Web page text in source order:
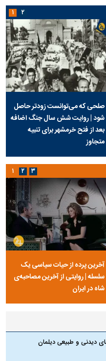
صلحی که می‌توانست زودتر حاصل
شود | روایت شش سال جنگ اضافه
بعد از فتح خرمشهر برای تنبیه
متجاوز
۱ ۲
آخرین پرده از حیات سیاسی یک
سلسله | روایتی از آخرین مصاحبه‌ی
شاه در ایران
۱ ۲ ۳
دیدنی و طبیعی دیلمان